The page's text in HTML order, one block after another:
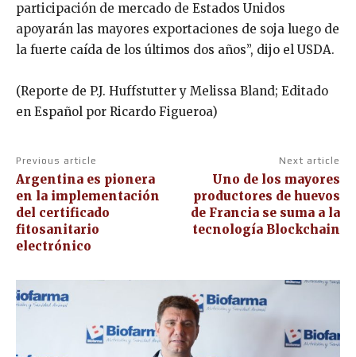
participación de mercado de Estados Unidos
apoyarán las mayores exportaciones de soja luego de
la fuerte caída de los últimos dos años”, dijo el USDA.
(Reporte de P.J. Huffstutter y Melissa Bland; Editado
en Español por Ricardo Figueroa)
Previous article
Argentina es pionera
en la implementación
del certificado
fitosanitario
electrónico
Next article
Uno de los mayores
productores de huevos
de Francia se suma a la
tecnología Blockchain